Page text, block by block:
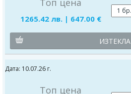
1265.42 лв. | 647.00 €
ИЗТЕКЛА
Дата: 10.07.26 г.
Топ цена